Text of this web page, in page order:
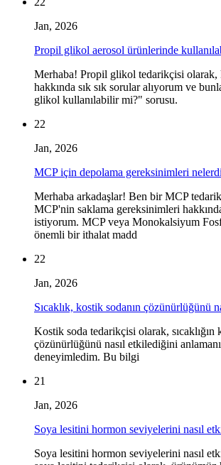
Jan, 2026
Propil glikol aerosol ürünlerinde
Merhaba! Propil glikol tedarikçisi olarak,
hakkında sık sık sorular alıyorum ve
glikol kullanılabilir mi?" sorusu.
22
Jan, 2026
MCP için depolama gereksinimleri
Merhaba arkadaşlar! Ben bir MCP
MCP'nin saklama gereksinimleri
istiyorum. MCP veya Monokalsiyum
önemli bir ithalat madd
22
Jan, 2026
Sıcaklık, kostik sodanın çözünürlüğünü
Kostik soda tedarikçisi olarak, sıcaklığın
çözünürlüğünü nasıl etkilediğini
deneyimledim. Bu bilgi
21
Jan, 2026
Soya lesitini hormon seviyelerini nasıl
Soya lesitini hormon seviyelerini nasıl